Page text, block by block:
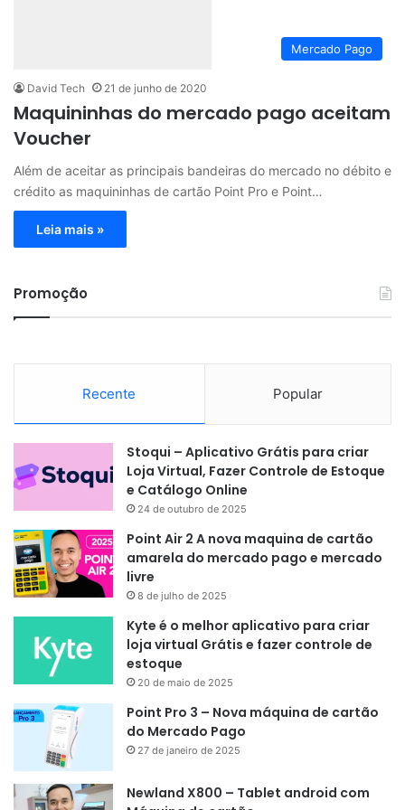
Mercado Pago
David Tech 21 de junho de 2020
Maquininhas do mercado pago aceitam
Voucher
Além de aceitar as principais bandeiras do mercado no débito e
crédito as maquininhas de cartão Point Pro e Point…
Leia mais »
Promoção
Recente Popular
Stoqui – Aplicativo Grátis para criar
Loja Virtual, Fazer Controle de Estoque
e Catálogo Online
24 de outubro de 2025
Point Air 2 A nova maquina de cartão
amarela do mercado pago e mercado
livre
8 de julho de 2025
Kyte é o melhor aplicativo para criar
loja virtual Grátis e fazer controle de
estoque
20 de maio de 2025
Point Pro 3 – Nova máquina de cartão
do Mercado Pago
27 de janeiro de 2025
Newland X800 – Tablet android com